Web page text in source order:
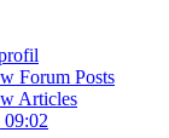
Forum Posts
Articles
09:02